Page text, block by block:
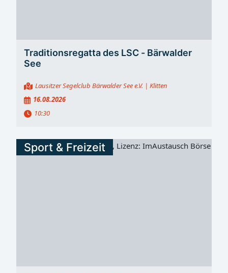
Traditionsregatta des LSC - Bärwalder
See
Lausitzer Segelclub Bärwalder See e.V. | Klitten
16.08.2026
10:30
Sport & Freizeit